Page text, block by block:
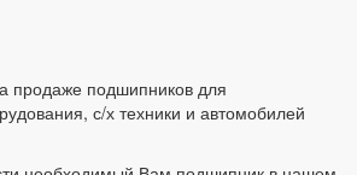
продаже подшипников для
с/х техники и автомобилей